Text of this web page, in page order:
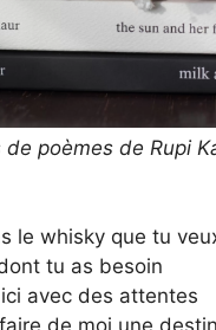
de poèmes de Rupi
le whisky que tu
tu as besoin
avec des attentes